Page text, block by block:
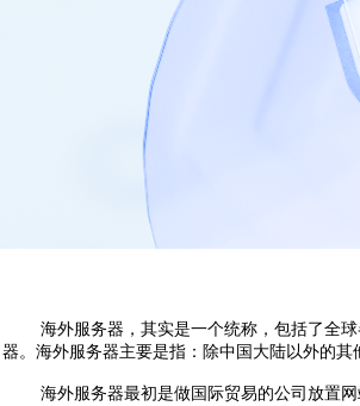
海外服务器，其实是一个统称，包括了全
器。海外服务器主要是指：除中国大陆以外的
海外服务器最初是做国际贸易的公司放置